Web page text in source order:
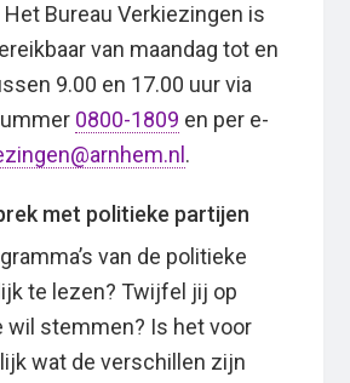
Bureau Verkiezingen is
van maandag tot en
9.00 en 17.00 uur via
0800-1809 en per e-
.
met politieke partijen
van de politieke
te lezen? Twijfel jij op
wil stemmen? Is het voor
wat de verschillen zijn